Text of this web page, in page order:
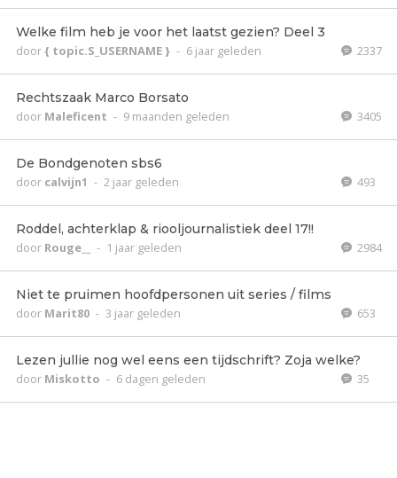
Welke film heb je voor het laatst gezien? Deel 3
door{ topic.S_USERNAME } - 6 jaar geleden 2337
Rechtszaak Marco Borsato
door Maleficent - 9 maanden geleden 3405
De Bondgenoten sbs6
door calvijn1 - 2 jaar geleden 493
Roddel, achterklap & riooljournalistiek deel 17!!
door Rouge__ - 1 jaar geleden 2984
Niet te pruimen hoofdpersonen uit series / films
door Marit80 - 3 jaar geleden 653
Lezen jullie nog wel eens een tijdschrift? Zoja welke?
door Miskotto - 6 dagen geleden 35